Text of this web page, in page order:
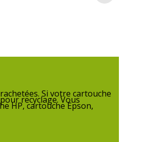
1
Si votre cartouche
recyclage. Vous
HP, cartouche Epson,